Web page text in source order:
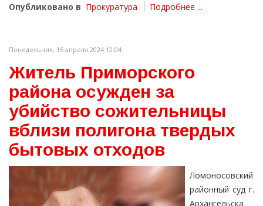
Опубликовано в Прокуратура Подробнее ...
Понедельник, 15 апреля 2024 12:04
Житель Приморского
района осужден за
убийство сожительницы
вблизи полигона твердых
бытовых отходов
Ломоносовский
районный суд г.
Архангельска